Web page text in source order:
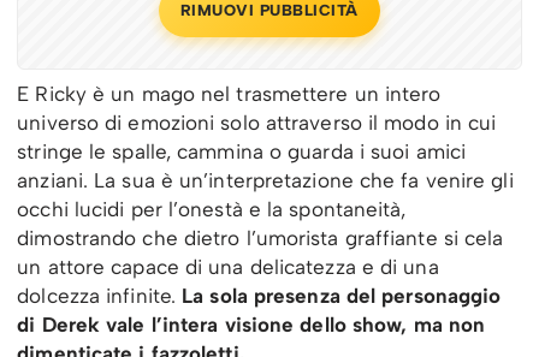
RIMUOVI PUBBLICITÀ
E Ricky è un mago nel trasmettere un intero
universo di emozioni solo attraverso il modo in cui
stringe le spalle, cammina o guarda i suoi amici
anziani. La sua è un’interpretazione che fa venire gli
occhi lucidi per l’onestà e la spontaneità,
dimostrando che dietro l’umorista graffiante si cela
un attore capace di una delicatezza e di una
dolcezza infinite. La sola presenza del personaggio
di Derek vale l’intera visione dello show, ma non